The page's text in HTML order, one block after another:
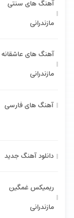
آهنگ های سنتی
مازندرانی
آهنگ های عاشقانه
مازندرانی
آهنگ های فارسی
دانلود آهنگ جدید
ریمیکس غمگین
مازندرانی